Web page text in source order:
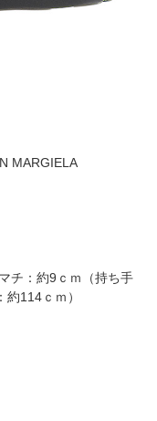
MARGIELA
チ：約9ｃｍ（持ち手
114ｃｍ）